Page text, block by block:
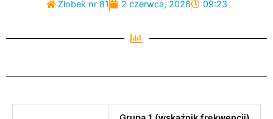
Żłobek nr 81 2 czerwca, 2026 09:23